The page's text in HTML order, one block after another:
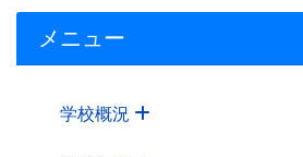
メニュー
学校概況